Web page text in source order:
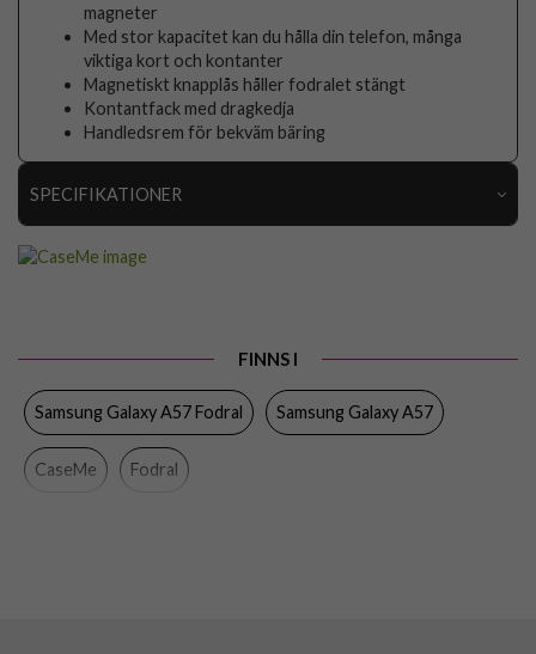
magneter
Med stor kapacitet kan du hålla din telefon, många
viktiga kort och kontanter
Magnetiskt knapplås håller fodralet stängt
Kontantfack med dragkedja
Handledsrem för bekväm bäring
SPECIFIKATIONER
Dragkedja, Handrem, Kortfack, Löstagbart skal
Färg
Material
FINNS I
Samsung Galaxy A57 Fodral Samsung Galaxy A57
CaseMe Fodral